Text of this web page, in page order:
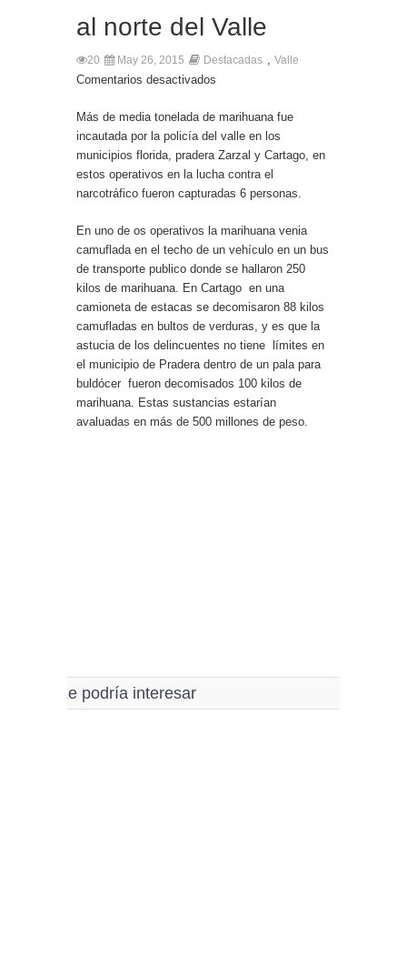
al norte del Valle
20 May 26, 2015 Destacadas , Valle
Comentarios desactivados
Más de media tonelada de marihuana fue
incautada por la policía del valle en los
municipios florida, pradera Zarzal y Cartago, en
estos operativos en la lucha contra el
narcotráfico fueron capturadas 6 personas.
En uno de os operativos la marihuana venia
camuflada en el techo de un vehículo en un bus
de transporte publico donde se hallaron 250
kilos de marihuana. En Cartago en una
camioneta de estacas se decomisaron 88 kilos
camufladas en bultos de verduras, y es que la
astucia de los delincuentes no tiene límites en
el municipio de Pradera dentro de un pala para
buldócer fueron decomisados 100 kilos de
marihuana. Estas sustancias estarían
avaluadas en más de 500 millones de peso.
Le podría interesar